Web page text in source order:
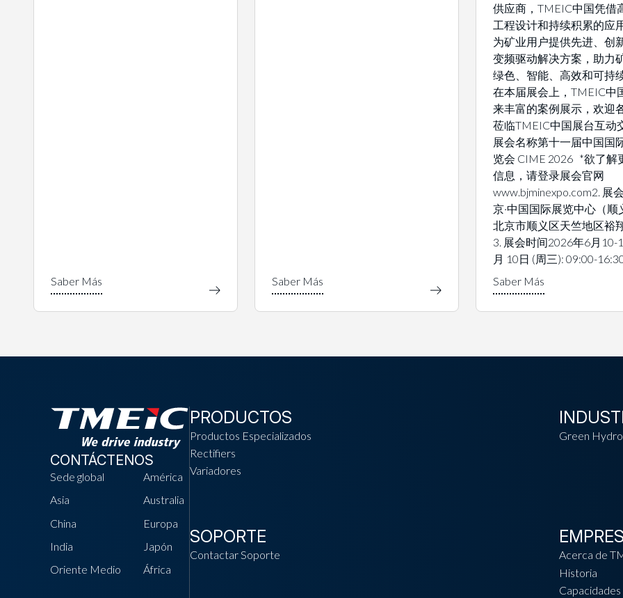
供应商，TMEIC中国凭借
工程设计和持续积累的应
为矿业用户提供先进、创
变频驱动解决方案，助力
绿色、智能、高效和可持
在本届展会上，TMEIC中
来丰富的案例展示，欢迎
莅临TMEIC中国展台互动
展会名称第十一届中国国
览会 CIME 2026 *欲了解
信息，请登录展会官网
www.bjminexpo.com2. 展
京·中国国际展览中心（顺
北京市顺义区天竺地区裕
3. 展会时间2026年6月
月 10日 (周三): 09:00-
CONTÁCTENOS
Sede global
América
Asia
Australia
China
Europa
India
Japón
Oriente Medio
África
PRODUCTOS
Productos Especializados
Rectifiers
Variadores
Green
SOPORTE
Contactar Soporte
Acerca de
Historia